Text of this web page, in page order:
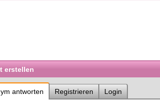
erstellen
antworten Registrieren Login